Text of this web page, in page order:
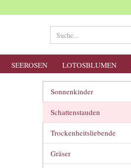
SEEROSEN LOTOSBLUMEN
Sonnenkinder
Schattenstauden
Trockenheitsliebende
Gräser